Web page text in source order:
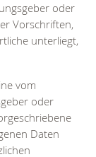
oder
Vorschriften,
unterliegt,
vom
oder
Daten